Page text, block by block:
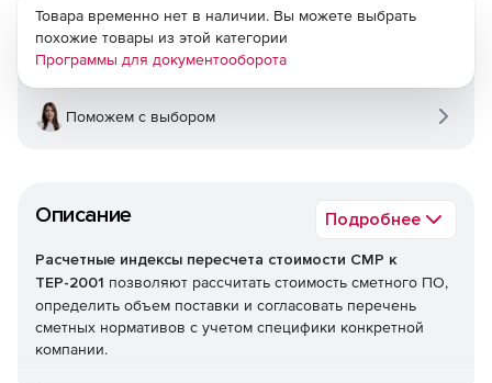
Описание Подробнее
Расчетные индексы пересчета стоимости СМР к
ТЕР-2001 позволяют рассчитать стоимость сметного ПО,
определить объем поставки и согласовать перечень
сметных нормативов с учетом специфики конкретной
компании.
Товара временно нет в наличии. Вы можете выбрать
похожие товары из этой категории
Программы для документооборота
Поможем с выбором